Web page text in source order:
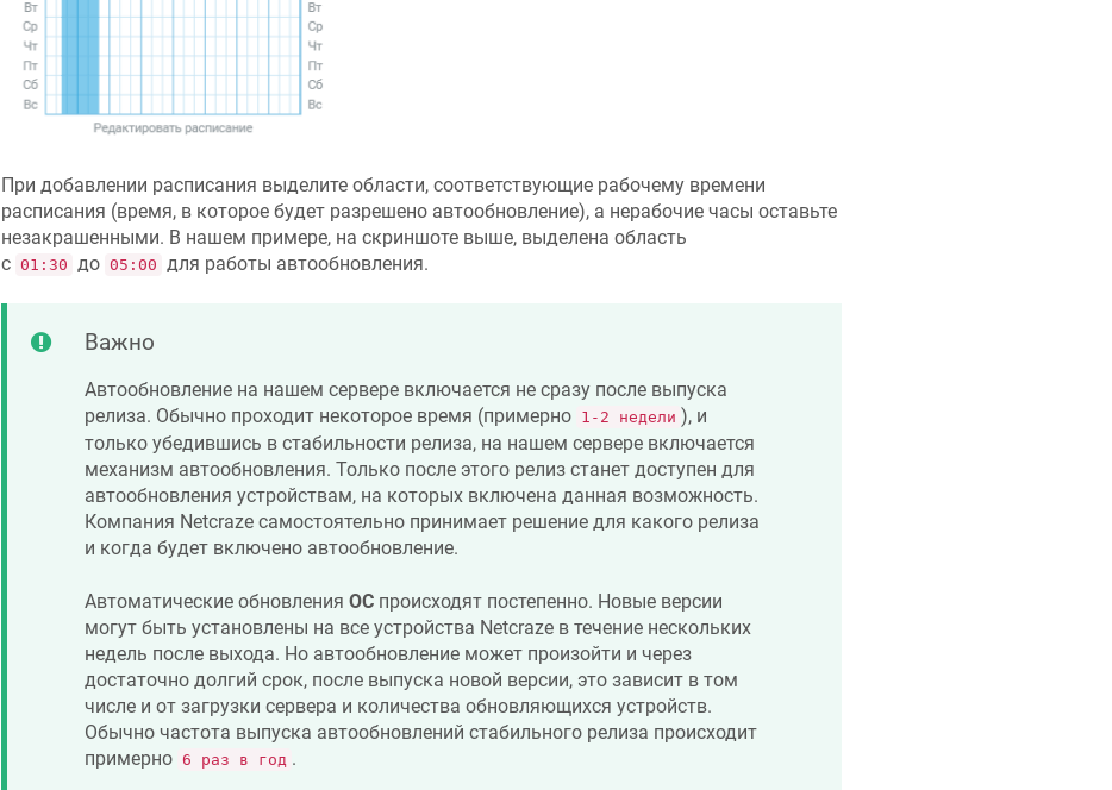
При добавлении расписания выделите области, соответствующие рабочему времени
расписания (время, в которое будет разрешено автообновление), а нерабочие часы оставьте
незакрашенными. В нашем примере, на скриншоте выше, выделена область
с 01:30 до 05:00 для работы автообновления.
Важно
Автообновление на нашем сервере включается не сразу после выпуска
релиза. Обычно проходит некоторое время (примерно 1-2 недели ), и
только убедившись в стабильности релиза, на нашем сервере включается
механизм автообновления. Только после этого релиз станет доступен для
автообновления устройствам, на которых включена данная возможность.
Компания Netcrazeсамостоятельно принимает решение для какого релиза
и когда будет включено автообновление.
Автоматические обновления ОСпроисходят постепенно. Новые версии
могут быть установлены на все устройства Netcrazeв течение нескольких
недель после выхода. Но автообновление может произойти и через
достаточно долгий срок, после выпуска новой версии, это зависит в том
числе и от загрузки сервера и количества обновляющихся устройств.
Обычно частота выпуска автообновлений стабильного релиза происходит
примерно 6 раз в год .